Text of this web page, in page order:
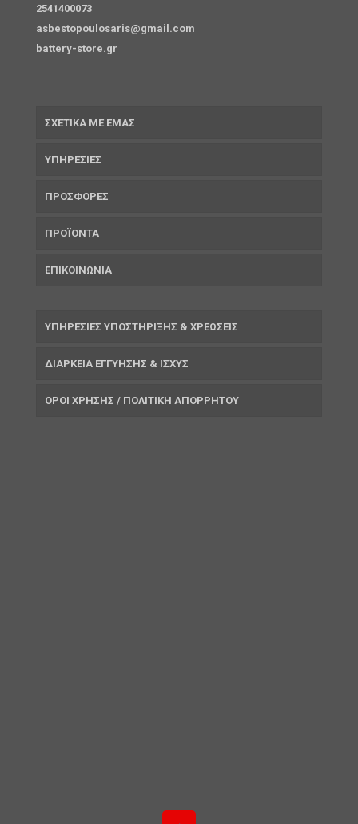
2541400073
asbestopoulosaris@gmail.com
battery-store.gr
ΣΧΕΤΙΚΑ ΜΕ ΕΜΑΣ
ΥΠΗΡΕΣΙΕΣ
ΠΡΟΣΦΟΡΕΣ
ΠΡΟΪΟΝΤΑ
ΕΠΙΚΟΙΝΩΝΙΑ
ΥΠΗΡΕΣΙΕΣ ΥΠΟΣΤΗΡΙΞΗΣ & ΧΡΕΩΣΕΙΣ
ΔΙΑΡΚΕΙΑ ΕΓΓΥΗΣΗΣ & ΙΣΧΥΣ
ΟΡΟΙ ΧΡΗΣΗΣ / ΠΟΛΙΤΙΚΗ ΑΠΟΡΡΗΤΟΥ